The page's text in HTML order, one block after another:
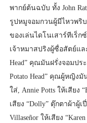
พากย์ต้นฉบับ ทั้ง John
รูปหมูจอมกวนผู้มีไหวพริบ
ของเล่นไดโนเสาร์ทีเร็กซ์
เจ้าหมาสปริงผู้ซื่อสัตย์แล
Head” คุณมันฝรั่งจอมประ
Potato Head” คุณผู้หญิง
ใส่, Annie Potts ให้เสียง
เสียง “Dolly” ตุ๊กตาผ้าผู้
Villaseñor ให้เสียง